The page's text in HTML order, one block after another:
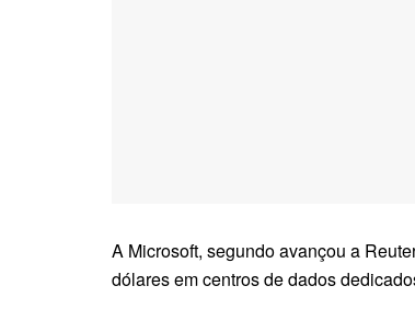
A Microsoft, segundo avançou a
dólares em centros de dados